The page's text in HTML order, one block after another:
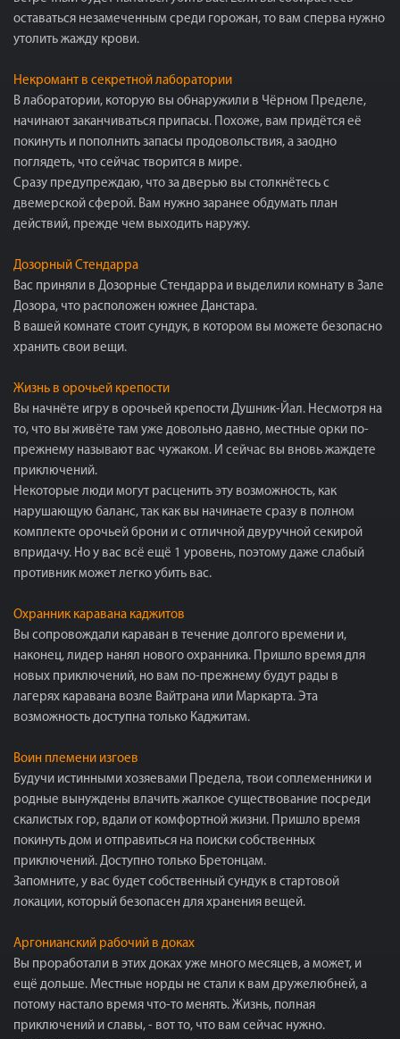
оставаться незамеченным среди горожан, то вам сперва нужно
утолить жажду крови.
Некромант в секретной лаборатории
В лаборатории, которую вы обнаружили в Чёрном Пределе,
начинают заканчиваться припасы. Похоже, вам придётся её
покинуть и пополнить запасы продовольствия, а заодно
поглядеть, что сейчас творится в мире.
Сразу предупреждаю, что за дверью вы столкнётесь с
двемерской сферой. Вам нужно заранее обдумать план
действий, прежде чем выходить наружу.
Дозорный Стендарра
Вас приняли в Дозорные Стендарра и выделили комнату в Зале
Дозора, что расположен южнее Данстара.
В вашей комнате стоит сундук, в котором вы можете безопасно
хранить свои вещи.
Жизнь в орочьей крепости
Вы начнёте игру в орочьей крепости Душник-Йал. Несмотря на
то, что вы живёте там уже довольно давно, местные орки по-
прежнему называют вас чужаком. И сейчас вы вновь жаждете
приключений.
Некоторые люди могут расценить эту возможность, как
нарушающую баланс, так как вы начинаете сразу в полном
комплекте орочьей брони и с отличной двуручной секирой
впридачу. Но у вас всё ещё 1 уровень, поэтому даже слабый
противник может легко убить вас.
Охранник каравана каджитов
Вы сопровождали караван в течение долгого времени и,
наконец, лидер нанял нового охранника. Пришло время для
новых приключений, но вам по-прежнему будут рады в
лагерях каравана возле Вайтрана или Маркарта. Эта
возможность доступна только Каджитам.
Воин племени изгоев
Будучи истинными хозяевами Предела, твои соплеменники и
родные вынуждены влачить жалкое существование посреди
скалистых гор, вдали от комфортной жизни. Пришло время
покинуть дом и отправиться на поиски собственных
приключений. Доступно только Бретонцам.
Запомните, у вас будет собственный сундук в стартовой
локации, который безопасен для хранения вещей.
Аргонианский рабочий в доках
Вы проработали в этих доках уже много месяцев, а может, и
ещё дольше. Местные норды не стали к вам дружелюбней, а
потому настало время что-то менять. Жизнь, полная
приключений и славы, - вот то, что вам сейчас нужно.